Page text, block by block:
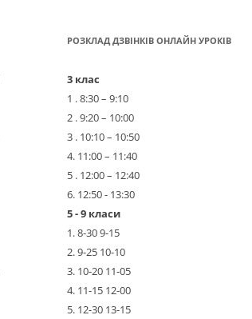
РОЗКЛАД ДЗВІНКІВ ОНЛАЙН УРОКІВ
3 клас
1 . 8:30 – 9:10
2 . 9:20 – 10:00
3 . 10:10 – 10:50
4. 11:00 – 11:40
5 . 12:00 – 12:40
6. 12:50 - 13:30
5 - 9 класи
1. 8-30 9-15
2. 9-25 10-10
3. 10-20 11-05
4. 11-15 12-00
5. 12-30 13-15